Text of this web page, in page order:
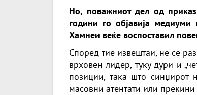
Но, поважниот дел од
години го објавија
Хамнеи веќе воспоставил
Според тие извештаи, не се
врховен лидер, туку дури и
позиции, така што синџирот
масовни атентати или